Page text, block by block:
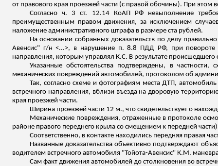
от правового края проезжей части (с правой обочины). При
Согласно ч. 3 ст. 12.14 КоАП РФ невыполнение
преимущественным правом движения, за исключением
наложение административного штрафа в размере ста рублей.
На основании собранных доказательств по делу
Авенсис" г/н <...>, в нарушение п. 8.8 ПДД РФ, при
направления, которым управлял К.С. В результате
Указанные обстоятельства подтверждены, в
механических повреждений автомобилей, протоколом об
Так, согласно схеме и фотографиям места ДТП,
встречного направления, вблизи въезда на дворовую
края проезжей части.
Ширина проезжей части 12 м., что свидетельствует о
Механические повреждения, отраженные в протоколе
районе правого переднего крыла со смещением к передней
Соответственно, в контакте находились передняя правая
Названные доказательства объективно подтверждают
водителем встречного автомобиля "Тойота-Авенсис" К.М.
Сам факт движения автомобилей до столкновения во